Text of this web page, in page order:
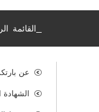
القائمة
عن
الشهادة